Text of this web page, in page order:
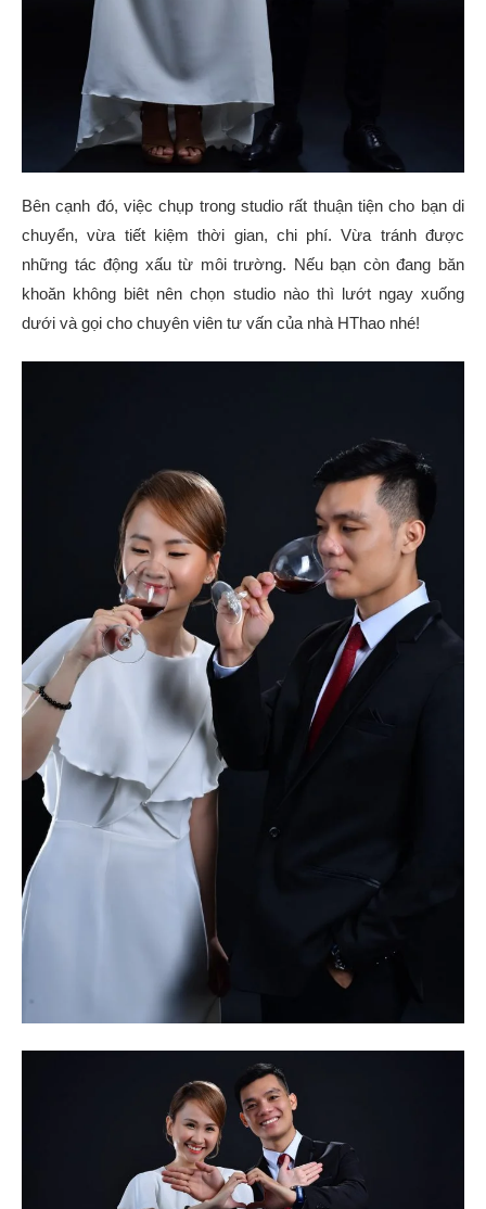
Bên cạnh đó, việc chụp trong studio rất thuận tiện cho bạn di
chuyển, vừa tiết kiệm thời gian, chi phí. Vừa tránh được
những tác động xấu từ môi trường. Nếu bạn còn đang băn
khoăn không biêt nên chọn studio nào thì lướt ngay xuống
dưới và gọi cho chuyên viên tư vấn của nhà HThao nhé!